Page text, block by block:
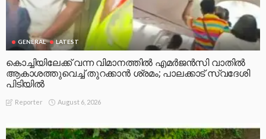
GENERAL LATEST
കൊച്ചിയിലേക്ക് വന്ന വിമാനത്തിൽ എമർജൻസി വാതിൽ
ആകാശത്തുവെച്ച് തുറക്കാൻ ശ്രമം; പാലക്കാട് സ്വദേശി
പിടിയിൽ
Reporter August 6, 2026